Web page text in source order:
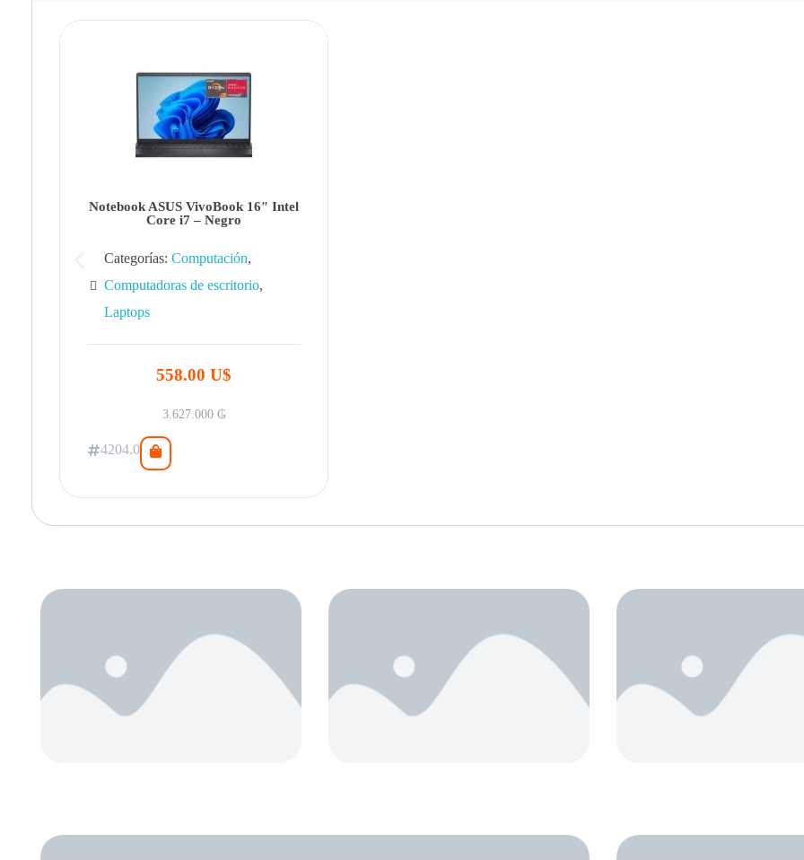
Notebook ASUS VivoBook 16″ Intel
Core i7 – Negro
Categorías: Computación,
Computadoras de escritorio,
Laptops
558.00 U$
3.627.000 ₲
4204.0